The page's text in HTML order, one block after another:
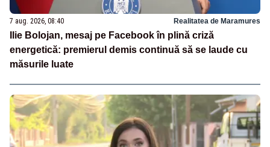
7 aug. 2026, 08:40 Realitatea de Maramures
Ilie Bolojan, mesaj pe Facebook în plină criză
energetică: premierul demis continuă să se laude cu
măsurile luate